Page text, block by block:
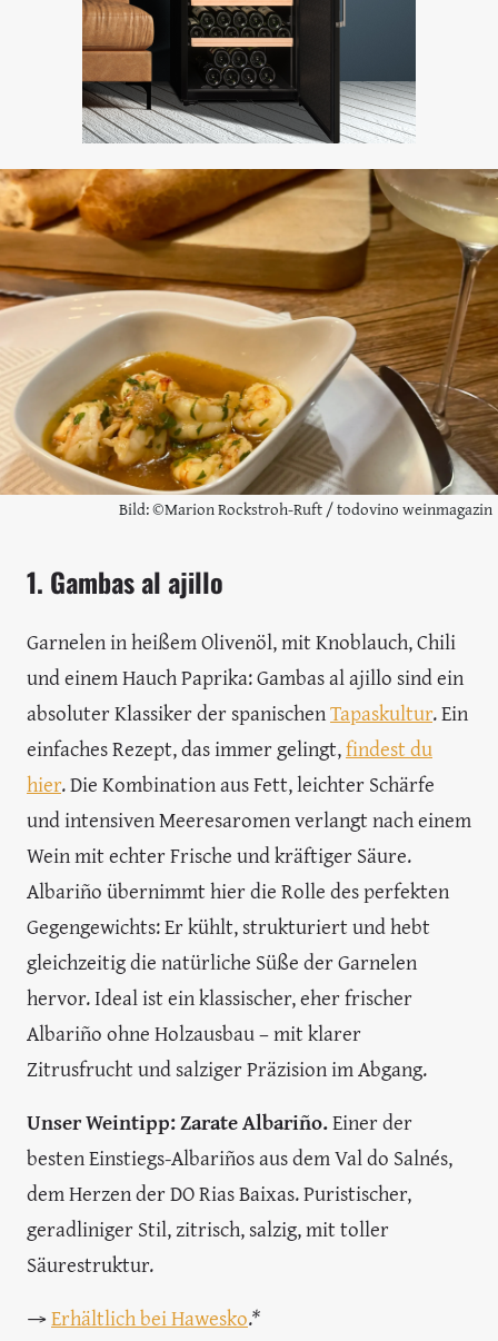
Bild: ©Marion Rockstroh-Ruft / todovino weinmagazin
1. Gambas al ajillo
Garnelen in heißem Olivenöl, mit Knoblauch, Chili
und einem Hauch Paprika: Gambas al ajillo sind ein
absoluter Klassiker der spanischenTapaskultur. Ein
einfaches Rezept, das immer gelingt,findest du
hier. Die Kombination aus Fett, leichter Schärfe
und intensiven Meeresaromen verlangt nach einem
Wein mit echter Frische und kräftiger Säure.
Albariño übernimmt hier die Rolle des perfekten
Gegengewichts: Er kühlt, strukturiert und hebt
gleichzeitig die natürliche Süße der Garnelen
hervor. Ideal ist ein klassischer, eher frischer
Albariño ohne Holzausbau – mit klarer
Zitrusfrucht und salziger Präzision im Abgang.
Unser Weintipp: Zarate Albariño.Einer der
besten Einstiegs-Albariños aus dem Val do Salnés,
dem Herzen der DO Rias Baixas. Puristischer,
geradliniger Stil, zitrisch, salzig, mit toller
Säurestruktur.
→Erhältlich bei Hawesko.*